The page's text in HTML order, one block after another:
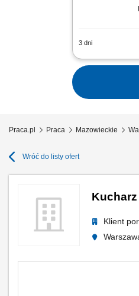
3 dni
Praca.pl Praca Mazowieckie
Wróć do listy ofert
Klient